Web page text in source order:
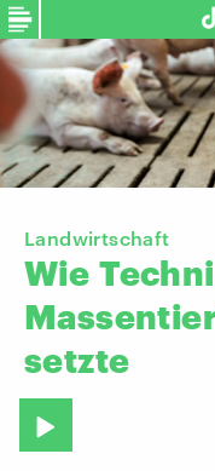
Landwirtschaft
Wie
setzte